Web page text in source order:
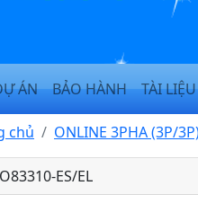
ÁN BẢO HÀNH TÀI
chủ ONLINE 3PHA (3P/
ES/EL